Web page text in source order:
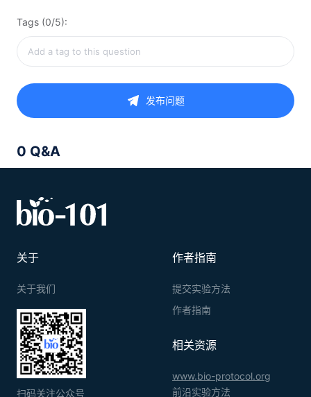
Tags (0/5):
发布问题
0 Q&A
关于
关于我们
扫码关注公众号
作者指南
提交实验方法
作者指南
相关资源
www.bio-protocol.org
前沿实验方法